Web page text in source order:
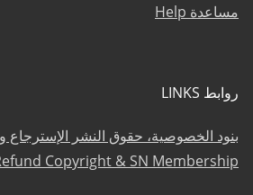
مساعدة Help
روابط LINKS
بنود الخصوصية، حقوق النشر
Copyright & SN Membership